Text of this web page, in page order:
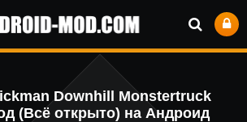
Downhill Monstertruck
(Всё открыто) на Андроид